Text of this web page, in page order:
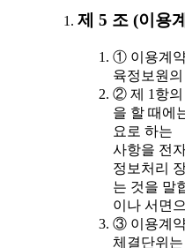
제 5 조 (이용
① 이용계
육정보원
② 제 1항의
을 할 때에
요로 하는
사항을 전
정보처리
는 것을 말
이나 서면
③ 이용계
체결단위